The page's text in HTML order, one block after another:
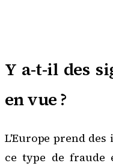
Y a-t-il des
en vue ?
L'Europe prend
ce type de fraude